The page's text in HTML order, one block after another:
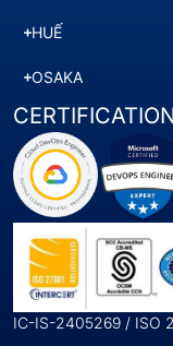
HUẾ
OSAKA
IC-IS-2405269 / ISO